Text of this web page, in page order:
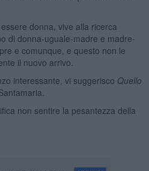
donna, vive alla ricerca
di donna-uguale-madre e madre-
e comunque, e questo non le
il nuovo arrivo.
interessante, vi suggerisco Quello
non sentire la pesantezza della